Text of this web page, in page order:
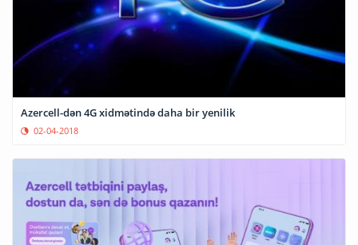
Azercell-dən 4G xidmətində daha bir yenilik
02-04-2018